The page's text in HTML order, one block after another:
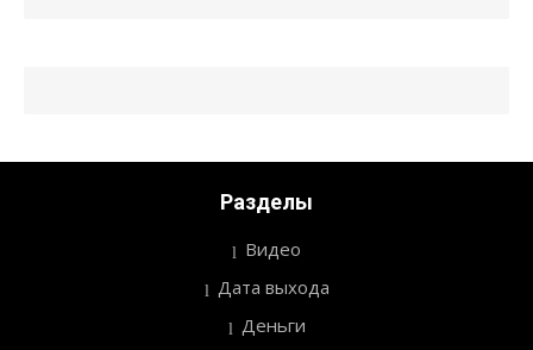
Разделы
Видео
Дата выхода
Деньги